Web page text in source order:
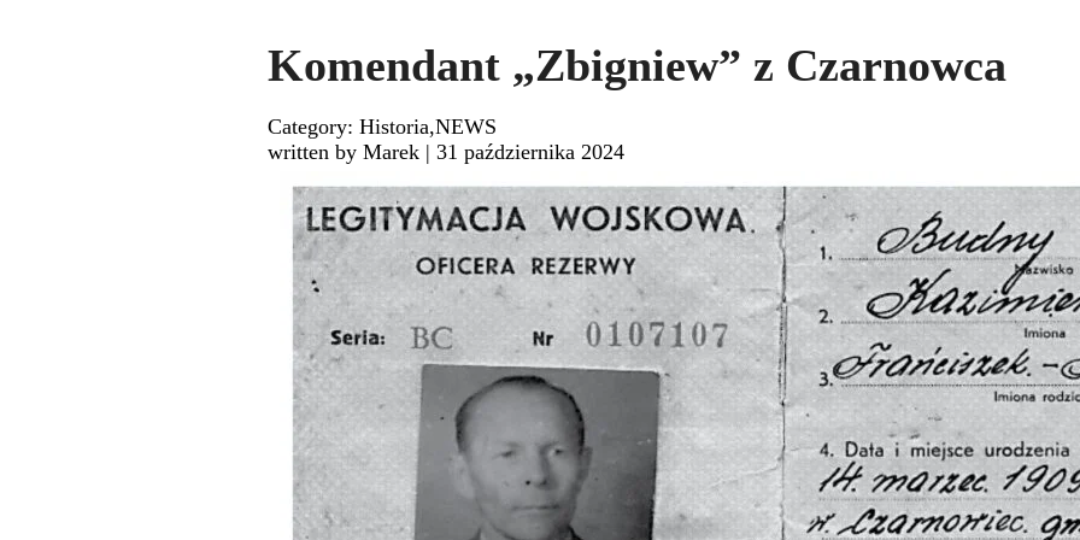
Komendant „Zbigniew” z Czarnowca
Category: Historia,NEWS
written by Marek | 31 października 2024